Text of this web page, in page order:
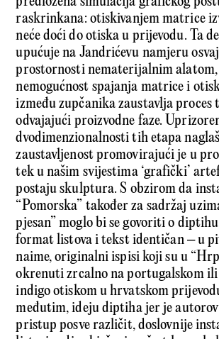
raskrinkana: otiskivanjem matrice
neće doći do otiska u prijevodu. Ta
upućuje na Jandrićevu namjeru
prostornosti nematerijalnim alatom,
nemogućnost spajanja matrice i
između zupčanika zaustavlja proces
odvajajući proizvodne faze.
dvodimenzionalnosti tih etapa
zaustavljenost promovirajući je u
tek u našim svijestima ‘grafički’
postaju skulptura. S obzirom da
“Pomorska” također za sadržaj
pjesan” moglo bi se govoriti o
format listova i tekst identičan – u
naime, originalni ispisi koji su u
okrenuti zrcalno na portugalskom
indigo otiskom u hrvatskom
međutim, ideju diptiha jer je
pristup posve različit, doslovnije